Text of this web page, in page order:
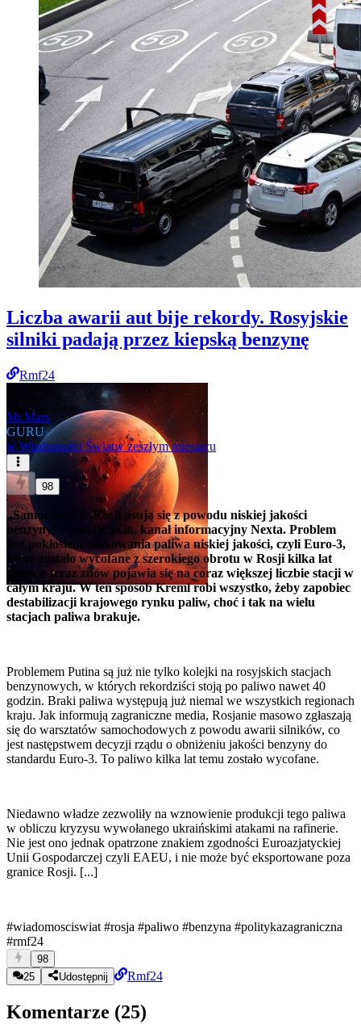
Liczba awarii aut bije rekordy. Rosyjskie
silniki padają przez kiepską benzynę
Rmf24
Mr.Mars
GURU
w Wiadomości Światw zeszłym miesiącu
98
„Samochody w Rosji psują się z powodu niskiej jakości
benzyny” - podaje m.in. kanał informacyjny Nexta. Problem
jest pokłosiem tankowania paliwa niskiej jakości, czyli Euro-3,
które zostało wycofane z szerokiego obrotu w Rosji kilka lat
temu, a teraz znów pojawia się na coraz większej liczbie stacji w
całym kraju. W ten sposób Kreml robi wszystko, żeby zapobiec
destabilizacji krajowego rynku paliw, choć i tak na wielu
stacjach paliwa brakuje.
Problemem Putina są już nie tylko kolejki na rosyjskich stacjach
benzynowych, w których rekordziści stoją po paliwo nawet 40
godzin. Braki paliwa występują już niemal we wszystkich regionach
kraju. Jak informują zagraniczne media, Rosjanie masowo zgłaszają
się do warsztatów samochodowych z powodu awarii silników, co
jest następstwem decyzji rządu o obniżeniu jakości benzyny do
standardu Euro-3. To paliwo kilka lat temu zostało wycofane.
Niedawno władze zezwoliły na wznowienie produkcji tego paliwa
w obliczu kryzysu wywołanego ukraińskimi atakami na rafinerie.
Nie jest ono jednak opatrzone znakiem zgodności Euroazjatyckiej
Unii Gospodarczej czyli EAEU, i nie może być eksportowane poza
granice Rosji. [...]
#wiadomosciswiat #rosja #paliwo #benzyna #politykazagraniczna
#rmf24
98
25
Udostępnij Rmf24
Komentarze (25)